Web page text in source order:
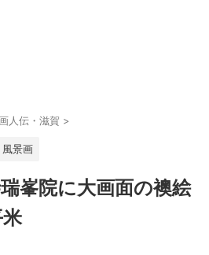
人伝・滋賀 >
風景画
峯院に大画面の襖絵